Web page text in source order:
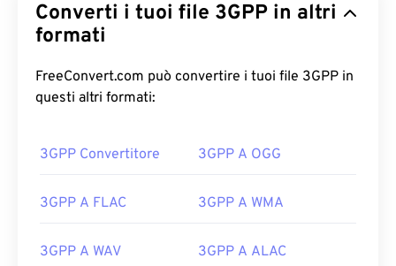
Converti i tuoi file 3GPP in altri
formati
FreeConvert.com può convertire i tuoi file 3GPP in
questi altri formati:
3GPP Convertitore 3GPP A OGG
3GPP A FLAC 3GPP A WMA
3GPP A WAV 3GPP A ALAC